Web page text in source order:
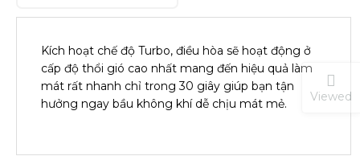
Kích hoạt chế độ Turbo, điều hòa sẽ hoạt động ở
cấp độ thổi gió cao nhất mang đến hiệu quả làm
mát rất nhanh chỉ trong 30 giây giúp bạn tận
hưởng ngay bầu không khí dễ chịu mát mẻ.
Viewed